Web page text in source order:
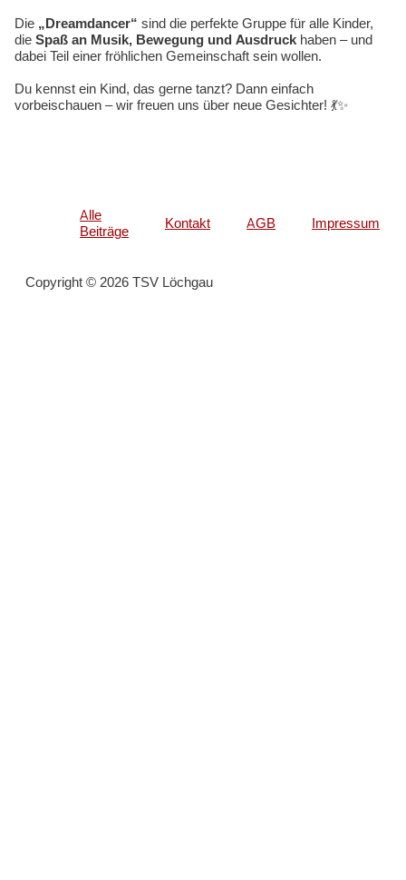
Die „Dreamdancer“ sind die perfekte Gruppe für alle Kinder,
die Spaß an Musik, Bewegung und Ausdruckhaben – und
dabei Teil einer fröhlichen Gemeinschaft sein wollen.
Du kennst ein Kind, das gerne tanzt? Dann einfach
vorbeischauen – wir freuen uns über neue Gesichter! 💃✨
Alle
Beiträge
Kontakt AGB Impressum
Copyright © 2026 TSV Löchgau